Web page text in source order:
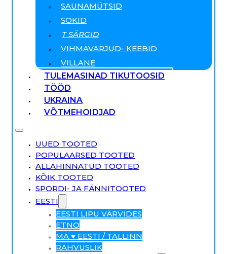
SAUNAMÜTSID
SOKID
T SÄRGID
VIHMAVARJUD- KEEBID
VILLANE
TULEMASINAD TIKUTOOSID
TÖÖD
UKRAINA
VÕTMEHOIDJAD
UUED TOOTED
POPULAARSED TOOTED
ALLAHINNATUD TOOTED
KÕIK TOOTED
SPORDI- JA FÄNNITOOTED
EESTI
EESTI LIPU VÄRVIDES
ETNO
MA ♥ EESTI / TALLINN
RAHVUSLIK